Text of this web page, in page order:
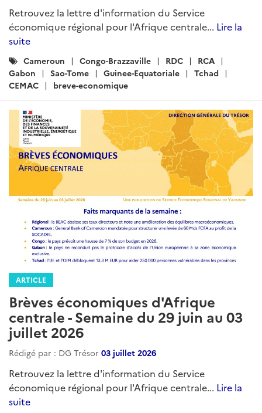
Retrouvez la lettre d'information du Service
économique régional pour l'Afrique centrale... Lire la
suite
Catégories
:
Cameroun Congo-Brazzaville RDC
RCA
Gabon
Sao-Tome Guinee-Equatoriale
Tchad
CEMAC
breve-economique
ARTICLE
Brèves économiques d'Afrique
centrale - Semaine du 29 juin au 03
juillet 2026
Rédigé par : DG Trésor 03 juillet 2026
Retrouvez la lettre d'information du Service
économique régional pour l'Afrique centrale... Lire la
suite